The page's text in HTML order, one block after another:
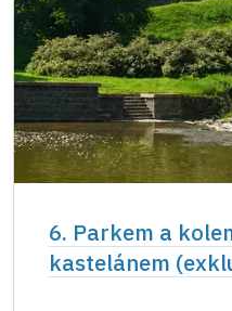
6. Parkem a
kastelánem